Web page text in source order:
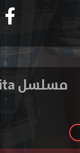
مسلسل Rita الموسم الثاني – الحلقة 1